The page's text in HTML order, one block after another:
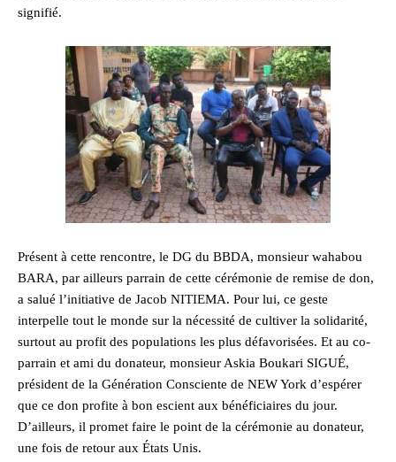
signifié.
Présent à cette rencontre, le DG du BBDA, monsieur wahabou
BARA, par ailleurs parrain de cette cérémonie de remise de don,
a salué l’initiative de Jacob NITIEMA. Pour lui, ce geste
interpelle tout le monde sur la nécessité de cultiver la solidarité,
surtout au profit des populations les plus défavorisées. Et au co-
parrain et ami du donateur, monsieur Askia Boukari SIGUÉ,
président de la Génération Consciente de NEW York d’espérer
que ce don profite à bon escient aux bénéficiaires du jour.
D’ailleurs, il promet faire le point de la cérémonie au donateur,
une fois de retour aux États Unis.